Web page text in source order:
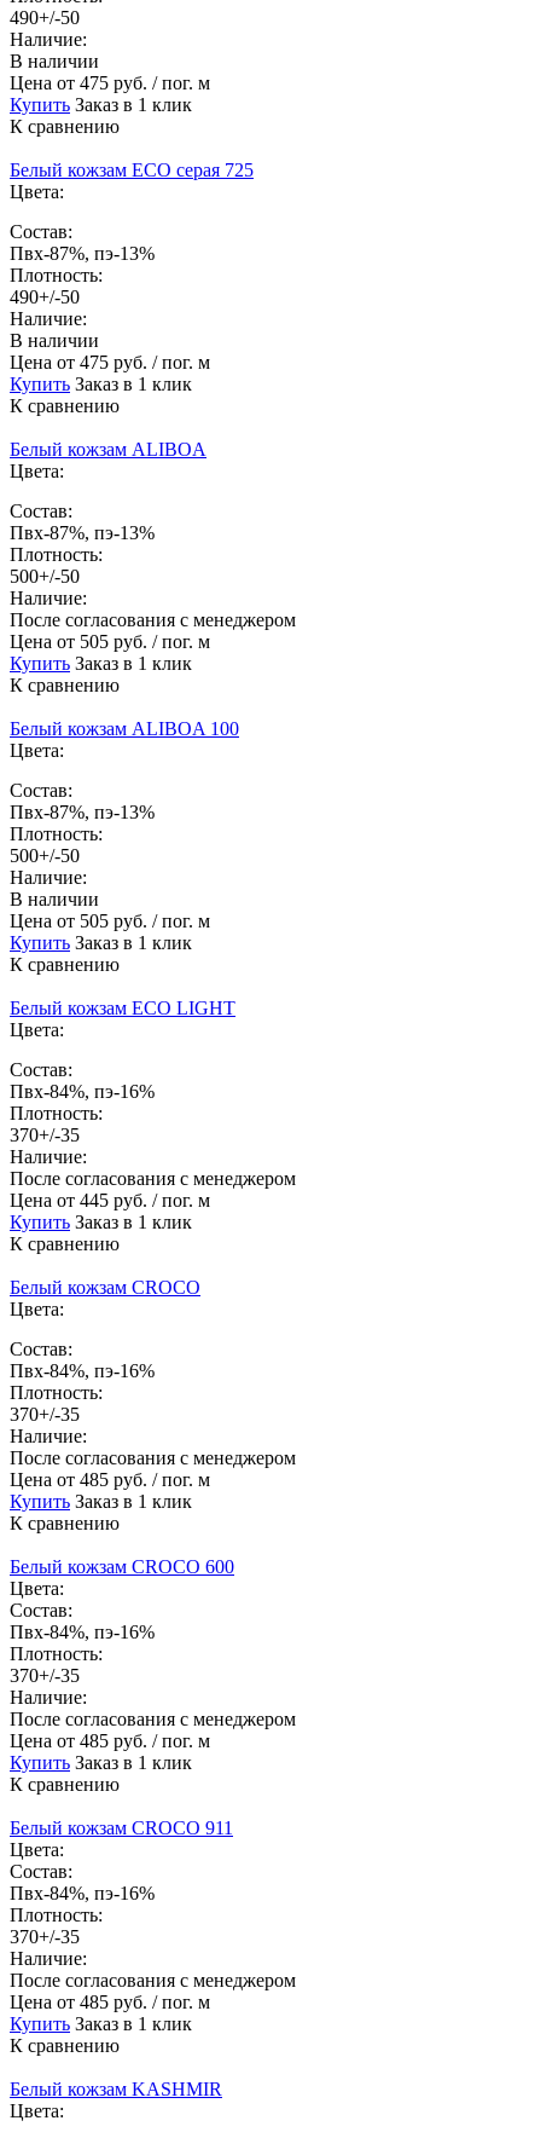
490+/-50
Наличие:
В наличии
Цена от 475 руб. / пог. м
Купить Заказ в 1 клик
К сравнению
Белый кожзам ECO серая 725
Цвета:
Состав:
Пвх-87%, пэ-13%
Плотность:
490+/-50
Наличие:
В наличии
Цена от 475 руб. / пог. м
Купить Заказ в 1 клик
К сравнению
Белый кожзам ALIBOA
Цвета:
Состав:
Пвх-87%, пэ-13%
Плотность:
500+/-50
Наличие:
После согласования с менеджером
Цена от 505 руб. / пог. м
Купить Заказ в 1 клик
К сравнению
Белый кожзам ALIBOA 100
Цвета:
Состав:
Пвх-87%, пэ-13%
Плотность:
500+/-50
Наличие:
В наличии
Цена от 505 руб. / пог. м
Купить Заказ в 1 клик
К сравнению
Белый кожзам ECO LIGHT
Цвета:
Состав:
Пвх-84%, пэ-16%
Плотность:
370+/-35
Наличие:
После согласования с менеджером
Цена от 445 руб. / пог. м
Купить Заказ в 1 клик
К сравнению
Белый кожзам CROCO
Цвета:
Состав:
Пвх-84%, пэ-16%
Плотность:
370+/-35
Наличие:
После согласования с менеджером
Цена от 485 руб. / пог. м
Купить Заказ в 1 клик
К сравнению
Белый кожзам CROCO 600
Цвета:
Состав:
Пвх-84%, пэ-16%
Плотность:
370+/-35
Наличие:
После согласования с менеджером
Цена от 485 руб. / пог. м
Купить Заказ в 1 клик
К сравнению
Белый кожзам CROCO 911
Цвета:
Состав:
Пвх-84%, пэ-16%
Плотность:
370+/-35
Наличие:
После согласования с менеджером
Цена от 485 руб. / пог. м
Купить Заказ в 1 клик
К сравнению
Белый кожзам KASHMIR
Цвета: